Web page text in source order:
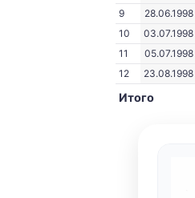
9
28.06.1998
10
03.07.1998
11
05.07.1998
12
23.08.1998
Итого